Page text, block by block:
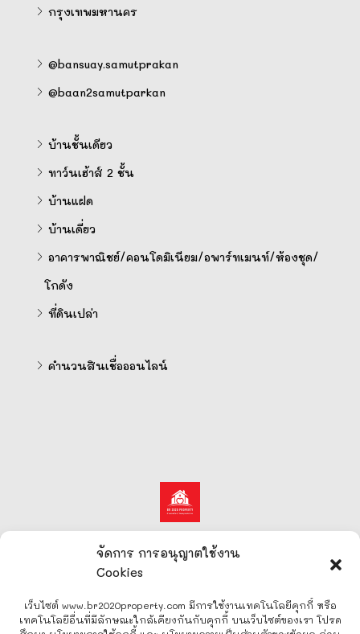
จัดการ การอนุญาตใช้งาน
Cookies
เว็บไซต์ www.br2020property.com มีการใช้งานเทคโนโลยีคุกกี้ หรือ
เทคโนโลยีอื่นที่มีลักษณะใกล้เคียงกันกับคุกกี้ บนเว็บไซต์ของเรา โปรด
กรุงเทพมหานคร
@bansuay.samutprakan
@baan2samutparkan
บ้านชั้นเดียว
ทาว์นเฮ้าส์ 2 ชั้น
บ้านแฝด
บ้านเดี่ยว
อาคารพาณิชย์/คอนโดมิเนียม/อพาร์ทเมนท์/ห้องชุด/
โกดัง
ที่ดินเปล่า
คำนวนสินเชื่อออนไลน์
© www.br2020property.com